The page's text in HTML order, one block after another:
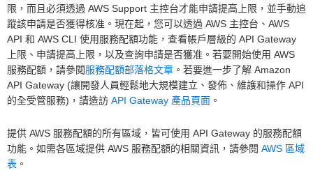
限，而且必須透過 AWS Support 主控台才能申請提高上限，並手動追
蹤該申請是否獲得核准。現在起，您可以透過 AWS 主控台、AWS
API 和 AWS CLI 使用服務配額功能，查看帳戶層級的 API Gateway
上限、申請提高上限，以及查詢申請是否獲准。若要開始使用 AWS
服務配額，請參閱服務配額部落格文章 。若要進一步了解 Amazon
API Gateway (讓開發人員輕鬆地大規模建立、發佈、維護和操作 API
的全受管服務)，請造訪 API Gateway 產品頁面 。
提供 AWS 服務配額的所有區域，皆可使用 API Gateway 的服務配額
功能。如需各區域提供 AWS 服務配額的相關資訊，請參閱 AWS 區域
表 。